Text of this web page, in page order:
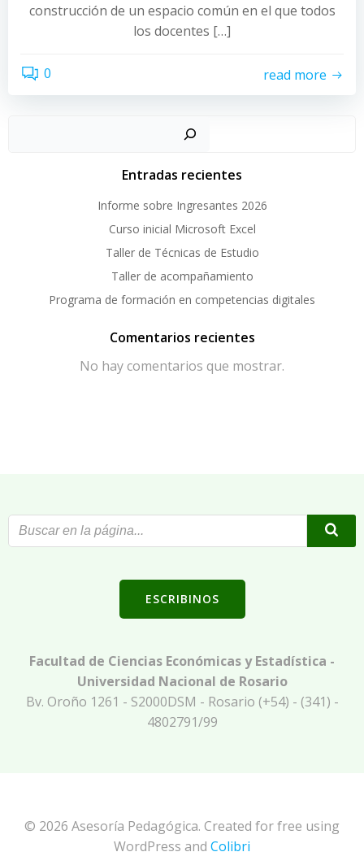
construcción de un espacio común en el que todos
los docentes […]
0 read more
Buscar
Entradas recientes
Informe sobre Ingresantes 2026
Curso inicial Microsoft Excel
Taller de Técnicas de Estudio
Taller de acompañamiento
Programa de formación en competencias digitales
Comentarios recientes
No hay comentarios que mostrar.
ESCRIBINOS
Facultad de Ciencias Económicas y Estadística -
Universidad Nacional de Rosario
Bv. Oroño 1261 - S2000DSM - Rosario (+54) - (341) -
4802791/99
© 2026 Asesoría Pedagógica. Created for free using
WordPress and Colibri